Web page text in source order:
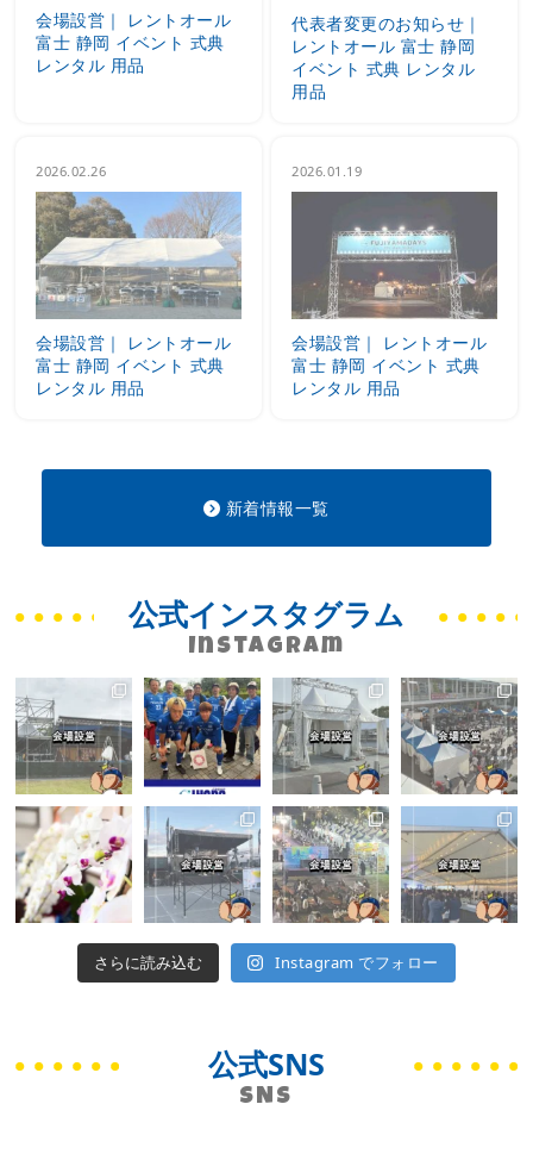
会場設営｜ レントオール
富士 静岡 イベント 式典
レンタル 用品
代表者変更のお知らせ｜
レントオール 富士 静岡
イベント 式典 レンタル
用品
2026.02.26
会場設営｜ レントオール
富士 静岡 イベント 式典
レンタル 用品
2026.01.19
会場設営｜ レントオール
富士 静岡 イベント 式典
レンタル 用品
新着情報一覧
公式インスタグラム
Instagram
さらに読み込む Instagram でフォロー
公式SNS
SNS